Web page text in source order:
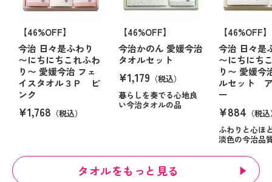
【46%OFF】
今治 日々是ふわり
〜にちにちこれふわ
り〜 愛媛今治 フェ
イスタオル３Ｐ ピ
ンク
¥1,768 （税込）
【46%OFF】
今治かのん 愛媛今治
タオルセット
¥1,179 （税込）
暮らしを奏でる心地良
い今治タオルの品
【46%OFF】
今治 日々是
〜にちにち
り〜 愛媛今
ルセット
ー
¥884 （税
ふわりと心ほ
淡色の今治品
タオルをもっと見る